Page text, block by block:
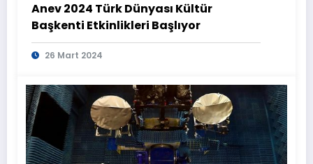
Anev 2024 Türk Dünyası Kültür
Başkenti Etkinlikleri Başlıyor
26 Mart 2024